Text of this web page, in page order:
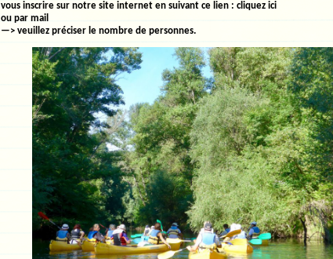
vous inscrire sur notre site internet en suivant ce lien : cliquez ici
ou par mail
—> veuillez préciser le nombre de personnes.